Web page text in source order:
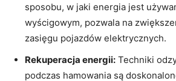
sposobu, w jaki energia jest
wyścigowym, pozwala na
zasięgu pojazdów elektrycznych.
Rekuperacja energii: Techniki
podczas hamowania są